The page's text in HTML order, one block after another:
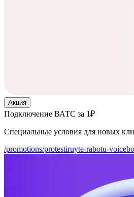
Акция
Подключение ВАТС за 1₽
Специальные условия для новых
/promotions/protestiruyte-rabotu-